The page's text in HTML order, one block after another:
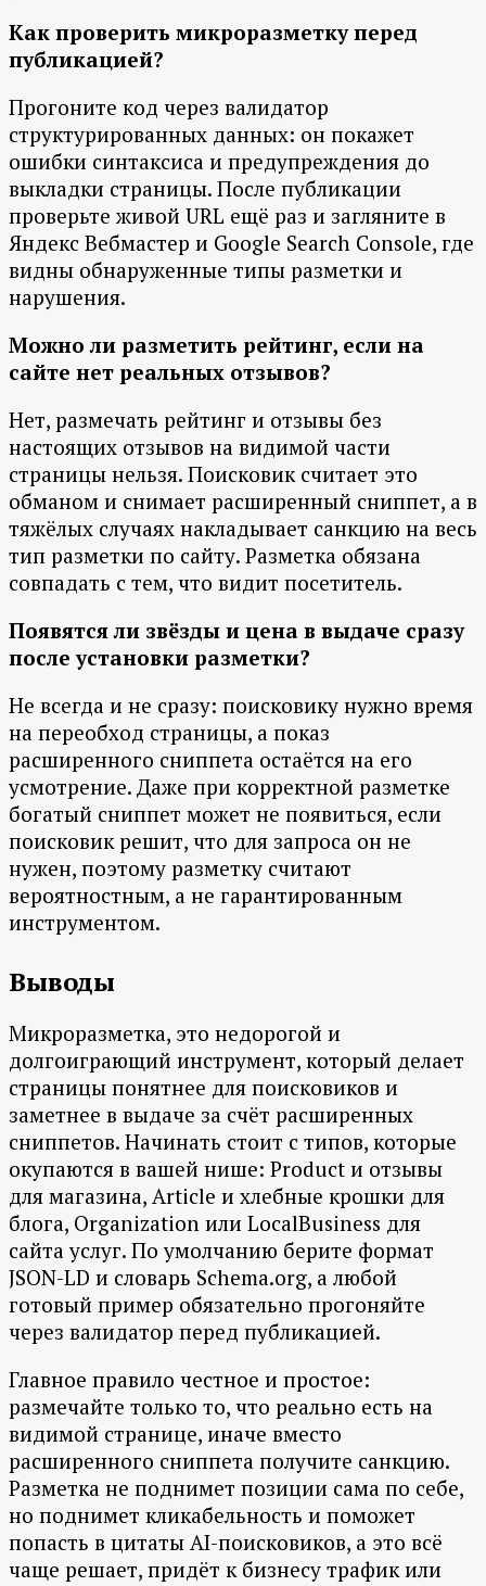
Как проверить микроразметку перед
публикацией?
Прогоните код через валидатор
структурированных данных: он покажет
ошибки синтаксиса и предупреждения до
выкладки страницы. После публикации
проверьте живой URL ещё раз и загляните в
Яндекс Вебмастер и Google Search Console, где
видны обнаруженные типы разметки и
нарушения.
Можно ли разметить рейтинг, если на
сайте нет реальных отзывов?
Нет, размечать рейтинг и отзывы без
настоящих отзывов на видимой части
страницы нельзя. Поисковик считает это
обманом и снимает расширенный сниппет, а в
тяжёлых случаях накладывает санкцию на весь
тип разметки по сайту. Разметка обязана
совпадать с тем, что видит посетитель.
Появятся ли звёзды и цена в выдаче сразу
после установки разметки?
Не всегда и не сразу: поисковику нужно время
на переобход страницы, а показ
расширенного сниппета остаётся на его
усмотрение. Даже при корректной разметке
богатый сниппет может не появиться, если
поисковик решит, что для запроса он не
нужен, поэтому разметку считают
вероятностным, а не гарантированным
инструментом.
Выводы
Микроразметка, это недорогой и
долгоиграющий инструмент, который делает
страницы понятнее для поисковиков и
заметнее в выдаче за счёт расширенных
сниппетов. Начинать стоит с типов, которые
окупаются в вашей нише: Product и отзывы
для магазина, Article и хлебные крошки для
блога, Organization или LocalBusiness для
сайта услуг. По умолчанию берите формат
JSON-LD и словарь Schema.org, а любой
готовый пример обязательно прогоняйте
через валидатор перед публикацией.
Главное правило честное и простое:
размечайте только то, что реально есть на
видимой странице, иначе вместо
расширенного сниппета получите санкцию.
Разметка не поднимет позиции сама по себе,
но поднимет кликабельность и поможет
попасть в цитаты AI-поисковиков, а это всё
чаще решает, придёт к бизнесу трафик или